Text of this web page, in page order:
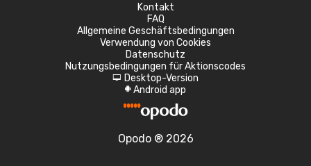
Kontakt
FAQ
Allgemeine Geschäftsbedingungen
Verwendung von Cookies
Datenschutz
Nutzungsbedingungen für Aktionscodes
d Desktop-Version
A Android app
Opodo ® 2026